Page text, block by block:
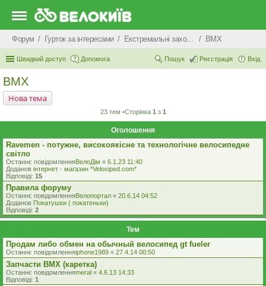
Форум Гурток за інтересами Екстремальні захоплення BMX
Швидкий доступ Допомога Вхід
Реєстрація
Пошук
BMX
Нова тема
23 тем •Сторінка 1 з 1
Оголошення
Ravemen - потужне, високоякісне та технологічне велосипедне
світло
Останнє повідомленняВелоДім « 6.1.23 11:40
Доданов iнтернет - магазин *Velosiped.com*
Відповіді: 15
Правила форуму
Останнє повідомленняВелопортал « 20.6.14 04:52
Доданов Покатушки ( покатеньки)
Відповіді: 2
Тем
Продам либо обмен на обычный велосипед gt fueler
Останнє повідомленняiphone1989 « 27.4.14 00:50
Запчасти ВМХ (каретка)
Останнє повідомленняmeral « 4.6.13 14:33
Відповіді: 1